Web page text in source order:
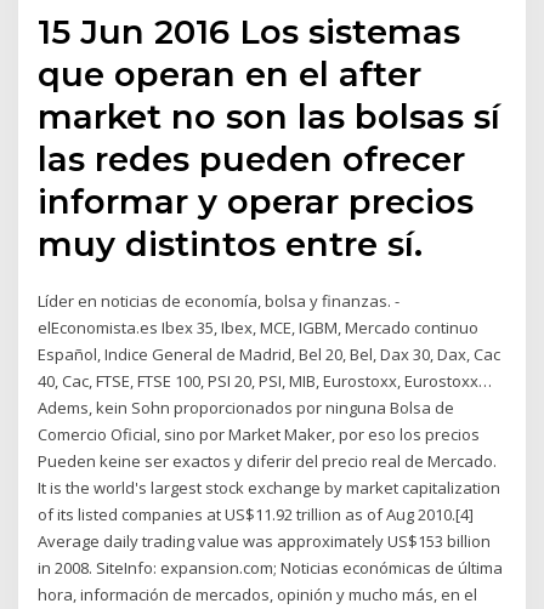
15 Jun 2016 Los sistemas
que operan en el after
market no son las bolsas sí
las redes pueden ofrecer
informar y operar precios
muy distintos entre sí.
Líder en noticias de economía, bolsa y finanzas. -
elEconomista.es Ibex 35, Ibex, MCE, IGBM, Mercado continuo
Español, Indice General de Madrid, Bel 20, Bel, Dax 30, Dax, Cac
40, Cac, FTSE, FTSE 100, PSI 20, PSI, MIB, Eurostoxx, Eurostoxx…
Adems, kein Sohn proporcionados por ninguna Bolsa de
Comercio Oficial, sino por Market Maker, por eso los precios
Pueden keine ser exactos y diferir del precio real de Mercado.
It is the world's largest stock exchange by market capitalization
of its listed companies at US$11.92 trillion as of Aug 2010.[4]
Average daily trading value was approximately US$153 billion
in 2008. SiteInfo: expansion.com; Noticias económicas de última
hora, información de mercados, opinión y mucho más, en el